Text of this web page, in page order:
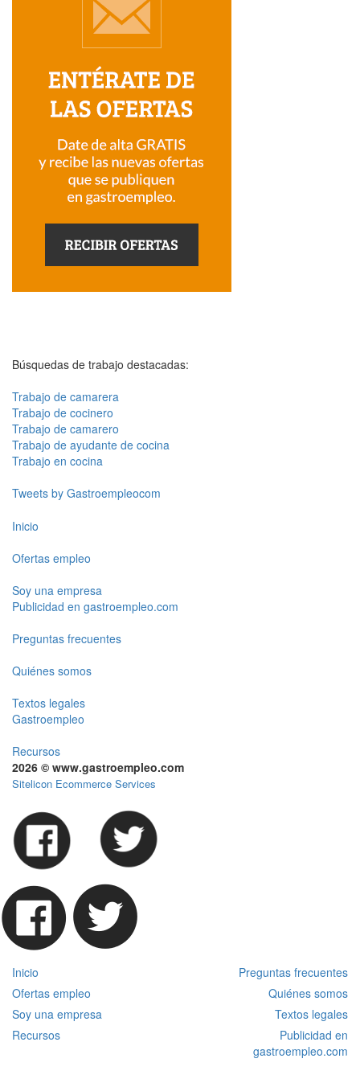
Búsquedas de trabajo destacadas:
Trabajo de camarera
Trabajo de cocinero
Trabajo de camarero
Trabajo de ayudante de cocina
Trabajo en cocina
Tweets by Gastroempleocom
Inicio
Ofertas empleo
Soy una empresa
Publicidad en gastroempleo.com
Preguntas frecuentes
Quiénes somos
Textos legales
Gastroempleo
Recursos
2026 © www.gastroempleo.com
Sitelicon Ecommerce Services
Inicio
Preguntas frecuentes
Ofertas empleo
Quiénes somos
Soy una empresa
Textos legales
Recursos
Publicidad en
gastroempleo.com